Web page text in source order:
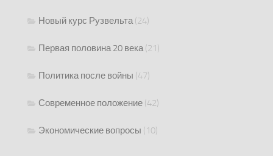
Новый курс Рузвельта(24)
Первая половина 20 века(21)
Политика после войны (47)
Современное положение (42)
Экономические вопросы (10)